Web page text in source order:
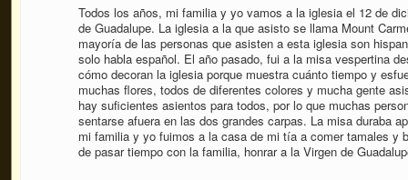
Todos los años, mi familia y yo vamos a la iglesia el 12 de
de Guadalupe. La iglesia a la que asisto se llama Mount
mayoría de las personas que asisten a esta iglesia son
solo habla español. El año pasado, fui a la misa vespertina
cómo decoran la iglesia porque muestra cuánto tiempo y
muchas flores, todos de diferentes colores y mucha gente
hay suficientes asientos para todos, por lo que muchas
sentarse afuera en las dos grandes carpas. La misa duraba
mi familia y yo fuimos a la casa de mi tía a comer tamales y
de pasar tiempo con la familia, honrar a la Virgen de